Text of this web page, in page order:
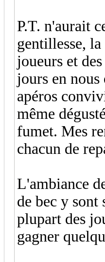
P.T. n'aurait
gentillesse,
joueurs et
jours en
apéros
même
fumet. Mes
chacun de
L'ambiance
de bec y sont
plupart des
gagner